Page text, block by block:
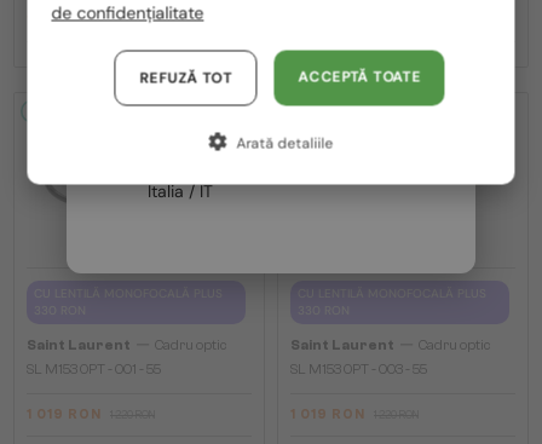
1 119 RON 1 306 RON
-16%
Saint Laurent
Cadru optic
SL M153 OPT - 001 - 55
1 019 RON
2-4 ZILE -16%
Saint Laurent
Cadru optic
SL M153 OPT - 003 - 55
1 019 RON
United Arab Emirates / EN
Austria / AT
Germania / DE
Franța / FR
Italia / IT
de confidențialitate
ACCEPTĂ TOATE
REFUZĂ TOT
Arată detaliile